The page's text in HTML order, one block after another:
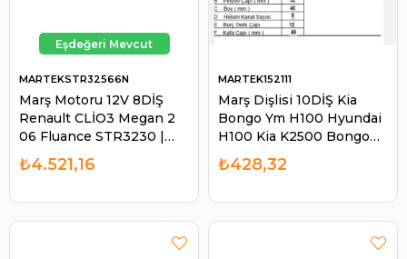
Marş Motoru 12V 8DİŞ
Renault CLİO3 Megan 2
06 Fluance STR3230 |
MARTEK STR32566N
MARTEKSTR32566N
₺4.521,16
Marş Dişlisi 10DİŞ Kia
Bongo Ym H100 Hyundai
H100 Kia K2500 Bongo
2.5 Crdi 36145-4A160 |
MARTEK 152111
MARTEK152111
₺428,32